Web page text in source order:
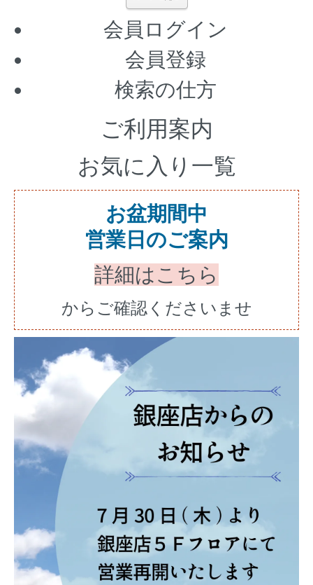
会員ログイン
会員登録
検索の仕方
ご利用案内
お気に入り一覧
お盆期間中
営業日のご案内
詳細はこちら
からご確認くださいませ